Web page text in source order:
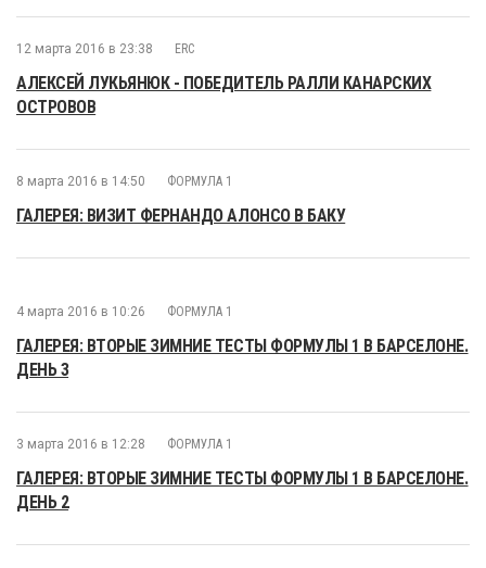
12 марта 2016 в 23:38 ERC
АЛЕКСЕЙ ЛУКЬЯНЮК - ПОБЕДИТЕЛЬ РАЛЛИ КАНАРСКИХ
ОСТРОВОВ
8 марта 2016 в 14:50 ФОРМУЛА 1
ГАЛЕРЕЯ: ВИЗИТ ФЕРНАНДО АЛОНСО В БАКУ
4 марта 2016 в 10:26 ФОРМУЛА 1
ГАЛЕРЕЯ: ВТОРЫЕ ЗИМНИЕ ТЕСТЫ ФОРМУЛЫ 1 В БАРСЕЛОНЕ.
ДЕНЬ 3
3 марта 2016 в 12:28 ФОРМУЛА 1
ГАЛЕРЕЯ: ВТОРЫЕ ЗИМНИЕ ТЕСТЫ ФОРМУЛЫ 1 В БАРСЕЛОНЕ.
ДЕНЬ 2